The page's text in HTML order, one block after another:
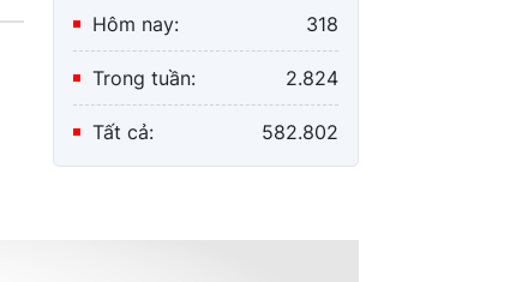
tháng năm 2025 và việc
một cấp.
Hôm nay: 318
Trong tuần: 2.824
Tất cả: 582.802